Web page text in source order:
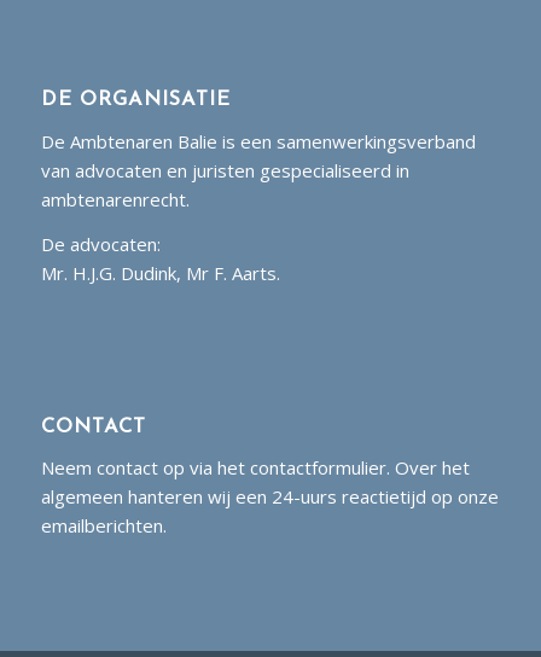
DE ORGANISATIE
De Ambtenaren Balie is een samenwerkingsverband
van advocaten en juristen gespecialiseerd in
ambtenarenrecht.
De advocaten:
Mr. H.J.G. Dudink, Mr F. Aarts.
CONTACT
Neem contact op via het contactformulier. Over het
algemeen hanteren wij een 24-uurs reactietijd op onze
emailberichten.